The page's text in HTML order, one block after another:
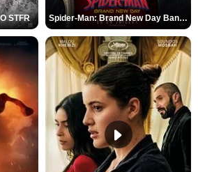
STFR Spider-Man: Brand New Day Bande-annonce VO STFR